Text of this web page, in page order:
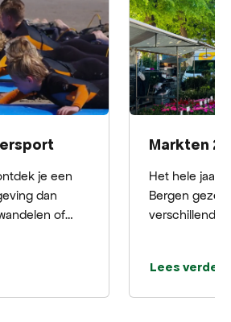
je een
dan
of
Markten
Het hele jaar
Bergen
verschillende
Lees verder